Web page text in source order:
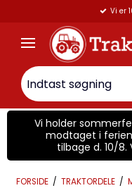
Vi er
Vi holder
modtaget i
tilbage d. 10/
FORSIDE / TRAKTORDELE /